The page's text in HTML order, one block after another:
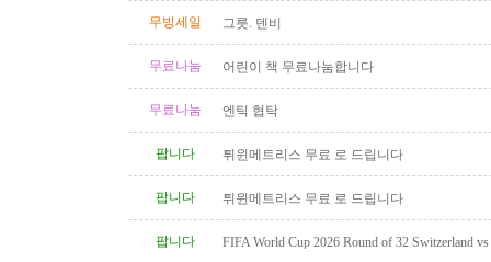
무빙세일 그릇. 덴비
무료나눔 어린이 책 무료나눔합니다
무료나눔 엔틱 협탁
팝니다 튀윈메트리스 무료 로 드립니다
팝니다 튀윈메트리스 무료 로 드립니다
팝니다
FIFA World Cup 2026 Round of 32 Switzerland